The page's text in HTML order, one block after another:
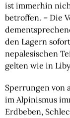
ist immerhin
betroffen. – Die
den Lagern
nepalesischen
gelten wie in
Sperrungen von
im Alpinismus
Erdbeben,